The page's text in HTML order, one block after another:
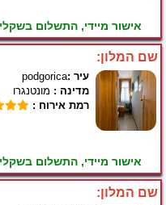
אישור מיידי, התשלום
שם המלון:
עיר :podgorica
מדינה : מונטנגרו
רמת אירוח :
אישור מיידי, התשלום
שם המלון: